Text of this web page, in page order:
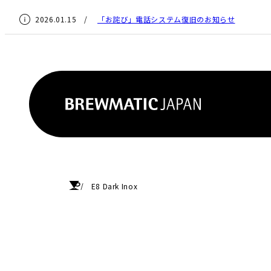
2026.01.15 / 「お詫び」電話システム復旧のお知らせ
HOMEE8 Dark Inox